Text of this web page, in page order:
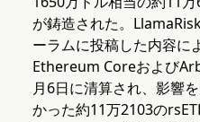
が鋳造された。
ーラムに投稿した内容に
Ethereum Coreおよび
月6日に清算され、影響
かった約11万2103の